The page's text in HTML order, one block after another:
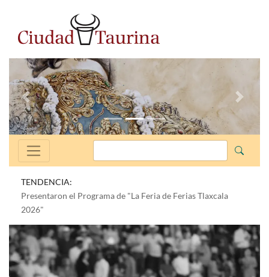
Anterior
TENDENCIA:
Presentaron el Programa de "La Feria de Ferias Tlaxcala
2026"